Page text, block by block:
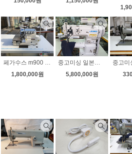
페가수스 m900 블루 다이렉트 m932-86 후물용인타 그물미싱 그물오버록 새제품
1,800,000원
중고미싱 일본직수입 주키 타프미싱 juki ls-1342-7 자동사절미싱 일제 미쓰비씨 서보모타
5,800,000원